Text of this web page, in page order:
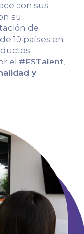
con sus
su
de
10 países en
el #FSTalent,
y